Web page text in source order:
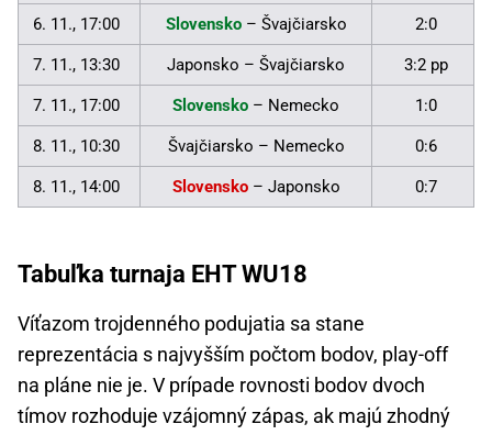
6. 11., 17:00 Slovensko– Švajčiarsko 2:0
7. 11., 13:30 Japonsko – Švajčiarsko 3:2 pp
7. 11., 17:00 Slovensko – Nemecko 1:0
8. 11., 10:30 Švajčiarsko – Nemecko 0:6
8. 11., 14:00 Slovensko– Japonsko 0:7
Tabuľka turnaja EHT WU18
Víťazom trojdenného podujatia sa stane
reprezentácia s najvyšším počtom bodov, play-off
na pláne nie je. V prípade rovnosti bodov dvoch
tímov rozhoduje vzájomný zápas, ak majú zhodný